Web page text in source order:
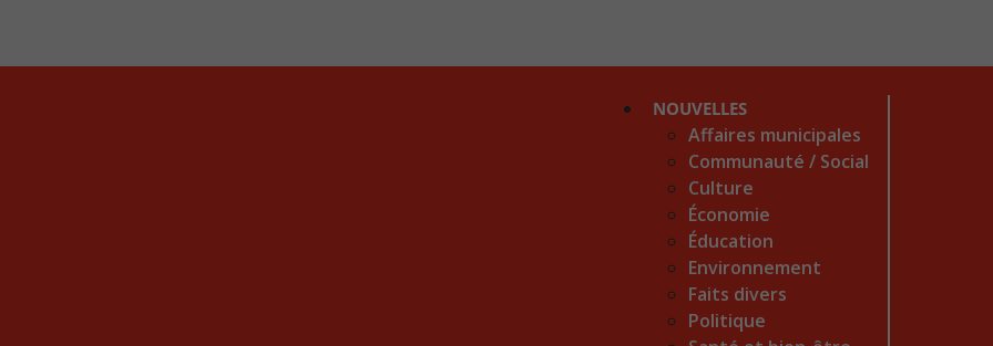
NOUVELLES
Affaires municipales
Communauté / Social
Culture
Économie
Éducation
Environnement
Faits divers
Politique